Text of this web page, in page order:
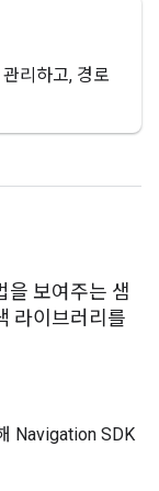
리하고, 경로
을 보여주는 샘
라이브러리를
Navigation SDK